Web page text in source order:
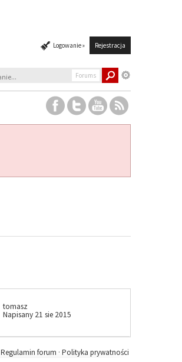
Logowanie » Rejestracja
Forums
tomasz
Napisany 21 sie 2015
Polityka prywatności
Regulamin forum ·